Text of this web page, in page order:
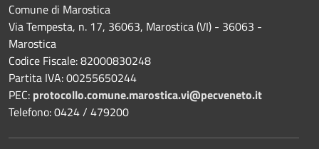
Comune di Marostica
Via Tempesta, n. 17, 36063, Marostica (VI) - 36063 -
Marostica
Codice Fiscale: 82000830248
Partita IVA: 00255650244
PEC: protocollo.comune.marostica.vi@pecveneto.it
Telefono: 0424 / 479200